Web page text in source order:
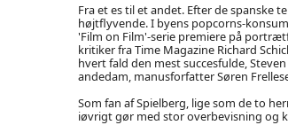
Fra et es til et andet. Efter de
højtflyvende. I byens popcorns-
'Film on Film'-serie premiere på
kritiker fra Time Magazine Richard
hvert fald den mest succesfulde,
andedam, manusforfatter Søren
Som fan af Spielberg, lige som de to
iøvrigt gør med stor overbevisning og